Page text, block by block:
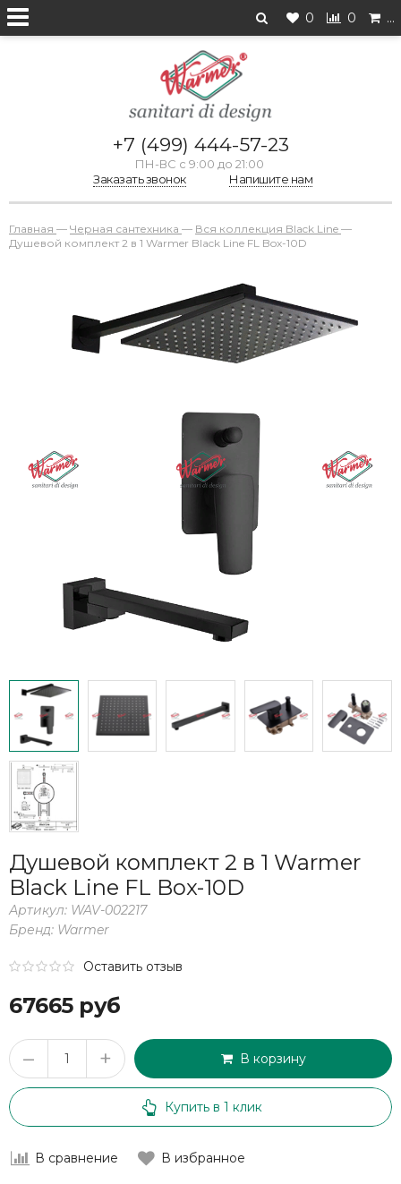
0 0 …
+7 (499) 444-57-23
ПН-ВС с 9:00 до 21:00
Заказать звонок
Напишите нам
Главная — Черная сантехника — Вся коллекция Black Line —
Душевой комплект 2 в 1 Warmer Black Line FL Box-10D
Душевой комплект 2 в 1 Warmer
Black Line FL Box-10D
Артикул: WAV-002217
Бренд: Warmer
Оставить отзыв
67665 руб
– + В корзину
Купить в 1 клик
В сравнение В избранное